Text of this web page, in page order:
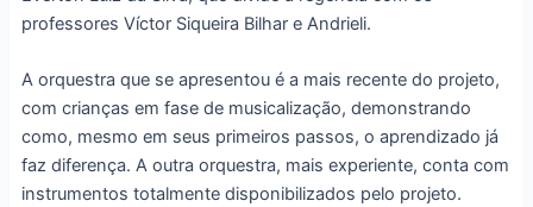
professores Víctor Siqueira Bilhar e Andrieli.
A orquestra que se apresentou é a mais recente do projeto,
com crianças em fase de musicalização, demonstrando
como, mesmo em seus primeiros passos, o aprendizado já
faz diferença. A outra orquestra, mais experiente, conta com
instrumentos totalmente disponibilizados pelo projeto.